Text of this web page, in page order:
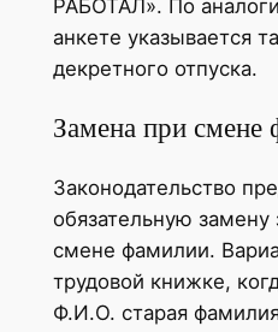
РАБОТАЛ». По
анкете указывается
декретного отпуска.
Замена при смене
Законодательство
обязательную замену
смене фамилии.
трудовой книжке,
Ф.И.О. старая